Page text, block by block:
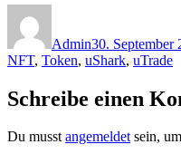
Admin30. September
NFT, Token, uShark, uTrade
Schreibe einen
Du musstangemeldetsein,